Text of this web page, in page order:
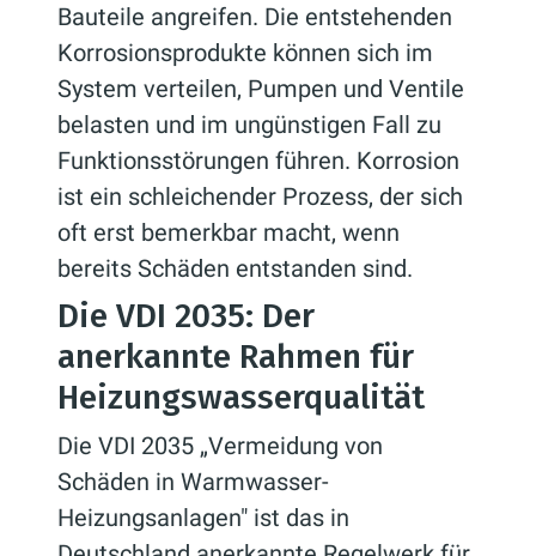
Bauteile angreifen. Die entstehenden
Korrosionsprodukte können sich im
System verteilen, Pumpen und Ventile
belasten und im ungünstigen Fall zu
Funktionsstörungen führen. Korrosion
ist ein schleichender Prozess, der sich
oft erst bemerkbar macht, wenn
bereits Schäden entstanden sind.
Die VDI 2035: Der
anerkannte Rahmen für
Heizungswasserqualität
Die VDI 2035 „Vermeidung von
Schäden in Warmwasser-
Heizungsanlagen" ist das in